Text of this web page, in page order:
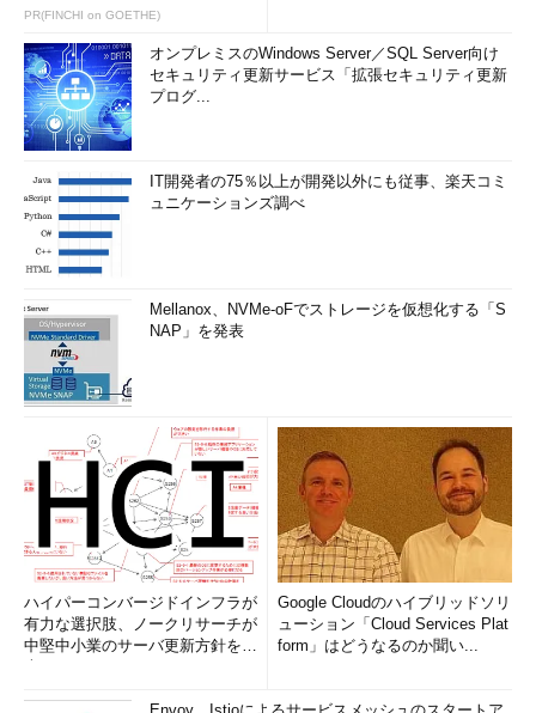
PR(FINCHI on GOETHE)
オンプレミスのWindows Server／SQL Server向け
セキュリティ更新サービス「拡張セキュリティ更新
プログ...
IT開発者の75％以上が開発以外にも従事、楽天コミ
ュニケーションズ調べ
Mellanox、NVMe-oFでストレージを仮想化する「S
NAP」を発表
ハイパーコンバージドインフラが
有力な選択肢、ノークリサーチが
中堅中小業のサーバ更新方針を調
Google Cloudのハイブリッドソリ
ューション「Cloud Services Plat
form」はどうなるのか聞い...